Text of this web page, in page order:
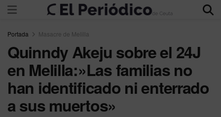
Portada Masacre de Melilla
Quinndy Akeju sobre el 24J
en Melilla:»Las familias no
han identificado ni enterrado
a sus muertos»